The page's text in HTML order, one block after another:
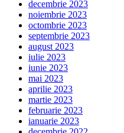
decembrie 2023
noiembrie 2023
octombrie 2023
septembrie 2023
august 2023
iulie 2023
iunie 2023
mai 2023
aprilie 2023
martie 2023
februarie 2023
ianuarie 2023